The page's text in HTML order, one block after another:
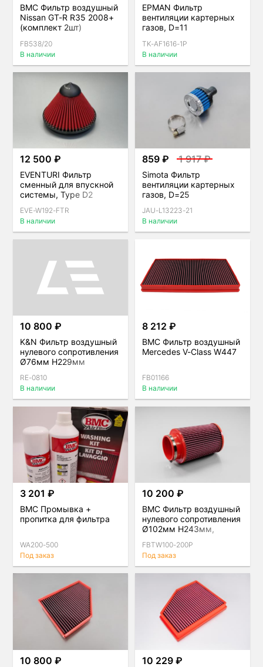
BMC Фильтр воздушный
Nissan GT-R R35 2008+
(комплект 2шт)
FB538/20
В наличии
EPMAN Фильтр
вентиляции картерных
газов, D=11
TK-AF1616-1P
В наличии
12 500 ₽
EVENTURI Фильтр
сменный для впускной
системы, Type D2
EVE-W192-FTR
В наличии
859 ₽ 1 917 ₽
Simota Фильтр
вентиляции картерных
газов, D=25
JAU-L13223-21
В наличии
10 800 ₽
K&N Фильтр воздушный
нулевого сопротивления
Ø76мм H229мм
RE-0810
В наличии
8 212 ₽
BMC Фильтр воздушный
Mercedes V-Class W447
FB01166
В наличии
3 201 ₽
BMC Промывка +
пропитка для фильтра
WA200-500
Под заказ
10 200 ₽
BMC Фильтр воздушный
нулевого сопротивления
Ø102мм H243мм,
FBTW100-200P
Под заказ
10 800 ₽ 10 229 ₽